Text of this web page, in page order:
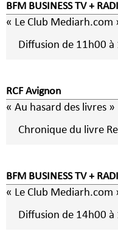
BFM BUSINESS TV +
« Le Club Mediarh.com
Diffusion de 11h00 à
RCF Avignon
« Au hasard des livres »
BFM BUSINESS TV +
« Le Club Mediarh.com
Diffusion de 14h00 à